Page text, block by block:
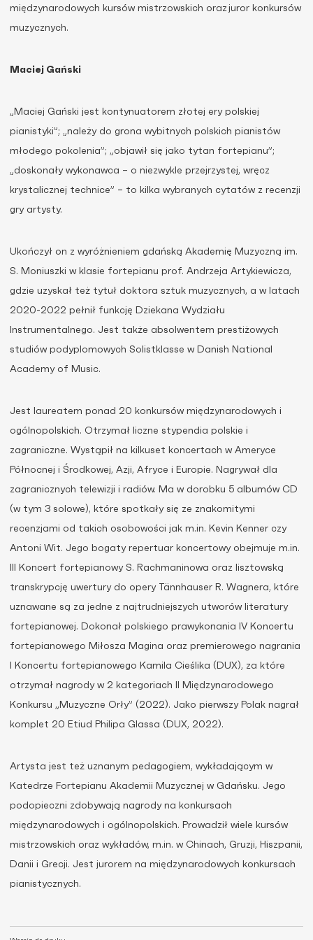
międzynarodowych kursów mistrzowskich oraz juror konkursów
muzycznych.
Maciej Gański
„Maciej Gański jest kontynuatorem złotej ery polskiej
pianistyki”; „należy do grona wybitnych polskich pianistów
młodego pokolenia”; „objawił się jako tytan fortepianu”;
„doskonały wykonawca – o niezwykle przejrzystej, wręcz
krystalicznej technice” – to kilka wybranych cytatów z recenzji
gry artysty.
Ukończył on z wyróżnieniem gdańską Akademię Muzyczną im.
S. Moniuszki w klasie fortepianu prof. Andrzeja Artykiewicza,
gdzie uzyskał też tytuł doktora sztuk muzycznych, a w latach
2020-2022 pełnił funkcję Dziekana Wydziału
Instrumentalnego. Jest także absolwentem prestiżowych
studiów podyplomowych Solistklasse w Danish National
Academy of Music.
Jest laureatem ponad 20 konkursów międzynarodowych i
ogólnopolskich. Otrzymał liczne stypendia polskie i
zagraniczne. Wystąpił na kilkuset koncertach w Ameryce
Północnej i Środkowej, Azji, Afryce i Europie. Nagrywał dla
zagranicznych telewizji i radiów. Ma w dorobku 5 albumów CD
(w tym 3 solowe), które spotkały się ze znakomitymi
recenzjami od takich osobowości jak m.in. Kevin Kenner czy
Antoni Wit. Jego bogaty repertuar koncertowy obejmuje m.in.
III Koncert fortepianowy S. Rachmaninowa oraz lisztowską
transkrypcję uwertury do opery Tännhauser R. Wagnera, które
uznawane są za jedne z najtrudniejszych utworów literatury
fortepianowej. Dokonał polskiego prawykonania IV Koncertu
fortepianowego Miłosza Magina oraz premierowego nagrania
I Koncertu fortepianowego Kamila Cieślika (DUX), za które
otrzymał nagrody w 2 kategoriach II Międzynarodowego
Konkursu „Muzyczne Orły” (2022). Jako pierwszy Polak nagrał
komplet 20 Etiud Philipa Glassa (DUX, 2022).
Artysta jest też uznanym pedagogiem, wykładającym w
Katedrze Fortepianu Akademii Muzycznej w Gdańsku. Jego
podopieczni zdobywają nagrody na konkursach
międzynarodowych i ogólnopolskich. Prowadził wiele kursów
mistrzowskich oraz wykładów, m.in. w Chinach, Gruzji, Hiszpanii,
Danii i Grecji. Jest jurorem na międzynarodowych konkursach
pianistycznych.